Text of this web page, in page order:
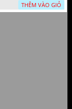
THÊM VÀO GIỎ